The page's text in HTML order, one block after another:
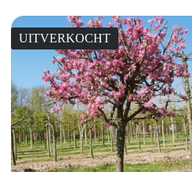
variaties.
Deze
optie
kan
gekozen
worden
op
de
productpagina
UITVERKOCHT